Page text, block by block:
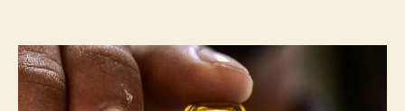
Turun
Saatnya